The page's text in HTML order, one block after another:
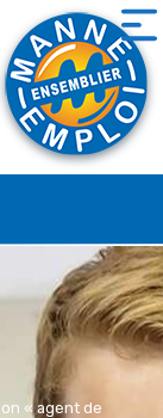
« agent de